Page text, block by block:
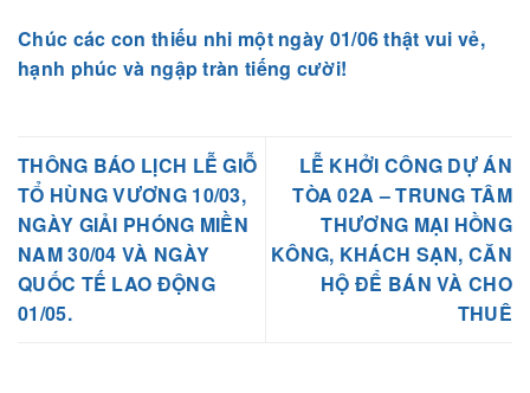
Chúc các con thiếu nhi một ngày 01/06 thật vui vẻ,
hạnh phúc và ngập tràn tiếng cười!
THÔNG BÁO LỊCH LỄ GIỖ
TỔ HÙNG VƯƠNG 10/03,
NGÀY GIẢI PHÓNG MIỀN
NAM 30/04 VÀ NGÀY
QUỐC TẾ LAO ĐỘNG
01/05.
LỄ KHỞI CÔNG DỰ ÁN
TÒA 02A – TRUNG TÂM
THƯƠNG MẠI HỒNG
KÔNG, KHÁCH SẠN, CĂN
HỘ ĐỂ BÁN VÀ CHO
THUÊ